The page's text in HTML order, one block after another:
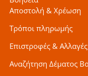
Αποστολή & Χρέωση
Τρόποι πληρωμής
Επιστροφές & Αλλαγές
Αναζήτηση Δέματος